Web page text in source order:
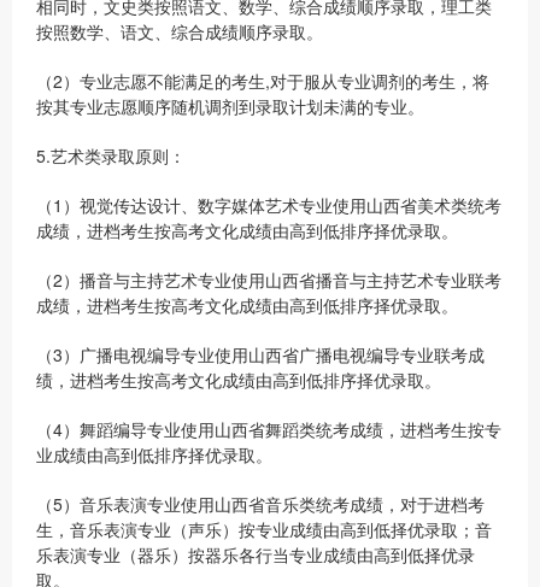
相同时，文史类按照语文、数学、综合成绩顺序录取，理工类
按照数学、语文、综合成绩顺序录取。
（2）专业志愿不能满足的考生,对于服从专业调剂的考生，将
按其专业志愿顺序随机调剂到录取计划未满的专业。
5.艺术类录取原则：
（1）视觉传达设计、数字媒体艺术专业使用山西省美术类统考
成绩，进档考生按高考文化成绩由高到低排序择优录取。
（2）播音与主持艺术专业使用山西省播音与主持艺术专业联考
成绩，进档考生按高考文化成绩由高到低排序择优录取。
（3）广播电视编导专业使用山西省广播电视编导专业联考成
绩，进档考生按高考文化成绩由高到低排序择优录取。
（4）舞蹈编导专业使用山西省舞蹈类统考成绩，进档考生按专
业成绩由高到低排序择优录取。
（5）音乐表演专业使用山西省音乐类统考成绩，对于进档考
生，音乐表演专业（声乐）按专业成绩由高到低择优录取；音
乐表演专业（器乐）按器乐各行当专业成绩由高到低择优录
取。